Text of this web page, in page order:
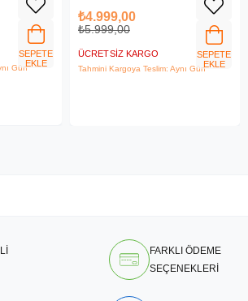
Gün
SEPETE
EKLE
₺4.999,00
₺5.999,00
ÜCRETSIZ KARGO
Tahmini Kargoya Teslim: Aynı Gün
SEPETE
EKLE
FARKLI ÖDEME
SEÇENEKLERİ